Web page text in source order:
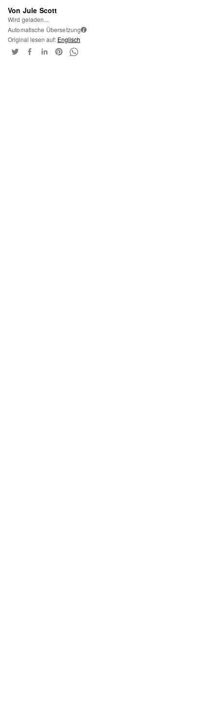
Von Jule Scott
Wird geladen...
Automatische Übersetzung i
Original lesen auf: Englisch